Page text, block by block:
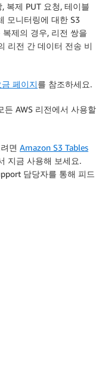
복제 PUT 요청, 테이블
모니터링에 대한 S3
제의 경우, 리전 쌍을
리전 간 데이터 전송 비
페이지를 참조하세요.
든 AWS 리전에서 사용할
면 Amazon S3 Tables
지금 사용해 보세요.
담당자를 통해 피드